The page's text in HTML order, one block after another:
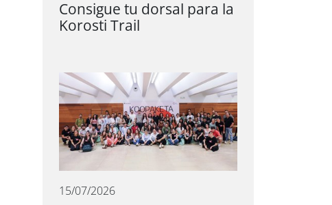
Consigue tu dorsal para la
Korosti Trail
15/07/2026